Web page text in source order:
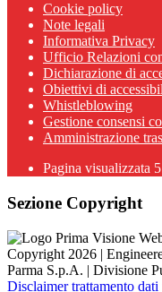
Cookie policy
Note legali
Informativa Privacy
Ufficio Relazioni
Dichiarazione di
Obiettivi di
Whistleblowing
Gestione consensi
Amministrazione
Pagina visualizzata
Sezione Copyright
Copyright 2026 |
Parma S.p.A. | Divisione
Disclaimer trattamento dati